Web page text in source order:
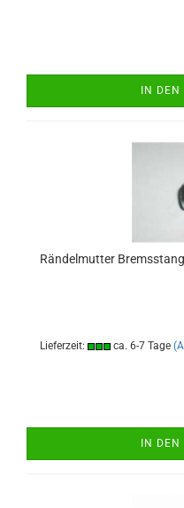
IN
Rändelmutter
Lieferzeit: ca. 6-7 Tage
IN